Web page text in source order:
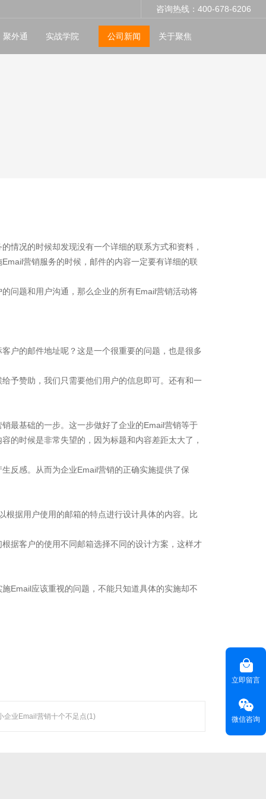
咨询热线：400-678-6206
聚外通 实战学院 公司新闻 关于聚焦
情况的时候却发现没有一个详细的联系方式和资料，
营销服务的时候，邮件的内容一定要有详细的联
问题和用户沟通，那么企业的所有Email营销活动将
户的邮件地址呢？这是一个很重要的问题，也是很多
予赞助，我们只需要他们用户的信息即可。还有和一
最基础的一步。这一步做好了企业的Email营销等于
的时候是非常失望的，因为标题和内容差距太大了，
反感。从而为企业Email营销的正确实施提供了保
根据用户使用的邮箱的特点进行设计具体的内容。比
据客户的使用不同邮箱选择不同的设计方案，这样才
Email应该重视的问题，不能只知道具体的实施却不
企业Email营销十个不足点(1)
技术领域，
立即留言
微信咨询